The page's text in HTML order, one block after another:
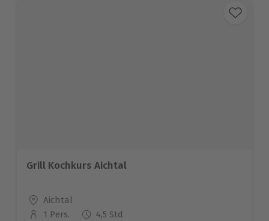
Grill Kochkurs Aichtal
Standort
Aichtal
1 Pers. 4,5 Std